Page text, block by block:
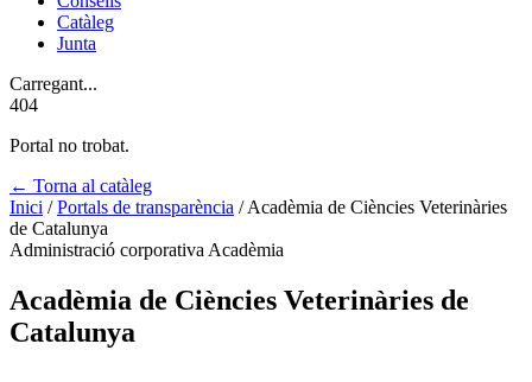
Catàleg
Junta
Carregant...
404
Portal no trobat.
← Torna al catàleg
Inici / Portals de transparència / Acadèmia de Ciències Veterinàries
de Catalunya
Administració corporativa Acadèmia
Acadèmia de Ciències Veterinàries de
Catalunya